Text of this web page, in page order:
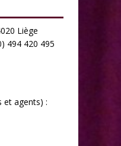
Liège
494 420 495
agents) :